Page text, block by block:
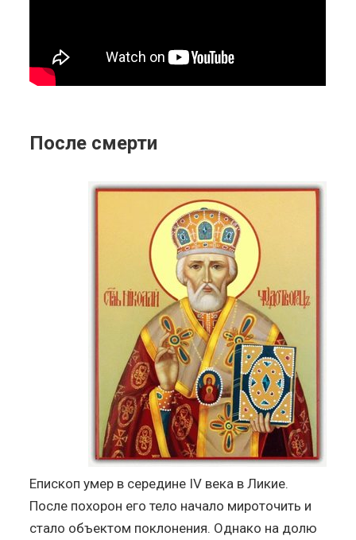
После смерти
Епископ умер в середине IV века в Ликие.
После похорон его тело начало мироточить и
стало объектом поклонения. Однако на долю